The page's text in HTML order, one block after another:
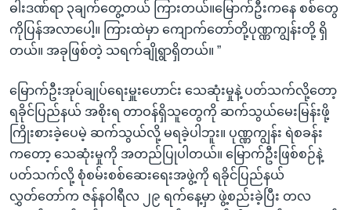
ဓါးဒဏ်ရာ ၃ချက်တွေ့တယ် ကြားတယ်။မြောက်ဦးကနေ စစ်တွေ
ကိုပြန်အလာပေါ့။ ကြားထဲမှာ ကျောက်တော်တို့ပုဏ္ဏကျွန်းတို့ ရှိ
တယ်။ အခုဖြစ်တဲ့ သရက်ချိုရွာရှိတယ်။ ”
မြောက်ဦးအုပ်ချုပ်ရေးမှူးဟောင်း သေဆုံးမှုနဲ့ ပတ်သက်လို့တော့
ရခိုင်ပြည်နယ် အစိုးရ တာဝန်ရှိသူတွေကို ဆက်သွယ်မေးမြန်းဖို့
ကြိုးစားခဲ့ပေမဲ့ ဆက်သွယ်လို့ မရခဲ့ပါဘူး။ ပုဏ္ဏကျွန်း ရဲစခန်း
ကတော့ သေဆုံးမှုကို အတည်ပြုပါတယ်။ မြောက်ဦးဖြစ်စဉ်နဲ့
ပတ်သက်လို့ စုံစမ်းစစ်ဆေးရေးအဖွဲ့ကို ရခိုင်ပြည်နယ်
လွှတ်တော်က ဇန်နဝါရီလ ၂၉ ရက်နေ့မှာ ဖွဲ့စည်းခဲ့ပြီး တလ